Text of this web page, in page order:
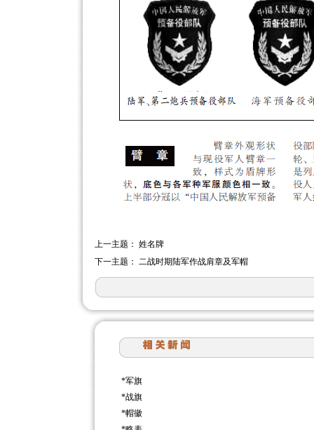
上一主题：姓名牌
下一主题：二战时期陆军作战肩章及军帽
*军旗
*战旗
*帽徽